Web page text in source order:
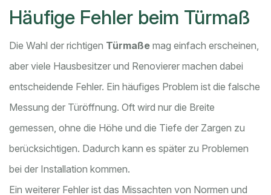
Häufige Fehler beim Türmaß
Die Wahl der richtigen Türmaße mag einfach erscheinen,
aber viele Hausbesitzer und Renovierer machen dabei
entscheidende Fehler. Ein häufiges Problem ist die falsche
Messung der Türöffnung. Oft wird nur die Breite
gemessen, ohne die Höhe und die Tiefe der Zargen zu
berücksichtigen. Dadurch kann es später zu Problemen
bei der Installation kommen.
Ein weiterer Fehler ist das Missachten von Normen und